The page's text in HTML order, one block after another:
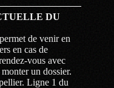
DU
de venir en
en cas de
vous avec
un dossier.
Ligne 1 du